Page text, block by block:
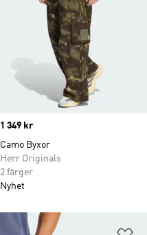
Price
1 349 kr
Camo Byxor
Herr Originals
2 färger
Nyhet